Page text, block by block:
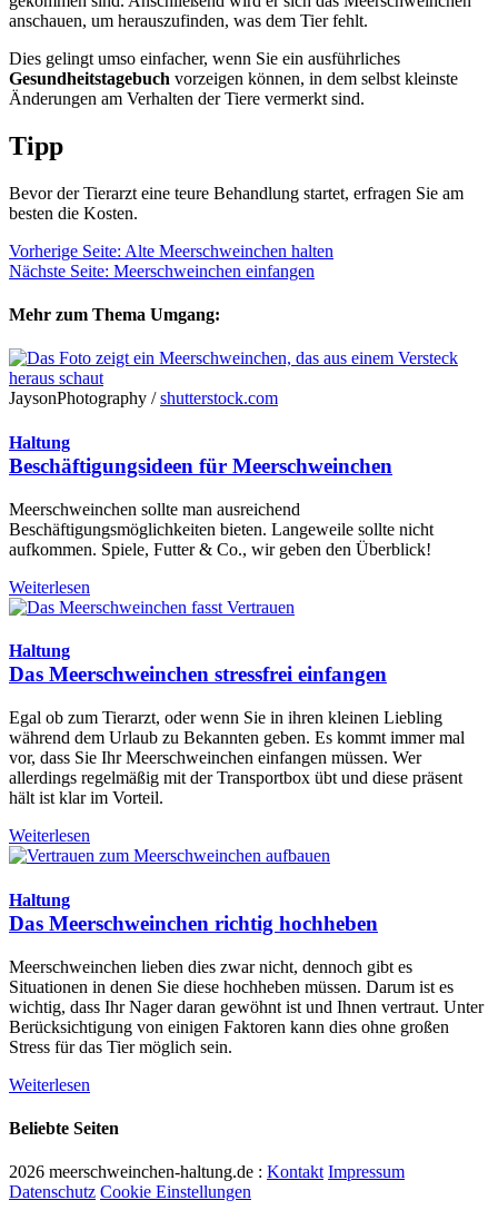
anschauen, um herauszufinden, was dem Tier fehlt.
Dies gelingt umso einfacher, wenn Sie ein ausführliches
Gesundheitstagebuch vorzeigen können, in dem selbst kleinste
Änderungen am Verhalten der Tiere vermerkt sind.
Tipp
Bevor der Tierarzt eine teure Behandlung startet, erfragen Sie am
besten die Kosten.
Vorherige Seite: Alte Meerschweinchen halten
Nächste Seite: Meerschweinchen einfangen
Mehr zum Thema Umgang:
JaysonPhotography /shutterstock.com
Haltung
Beschäftigungsideen für Meerschweinchen
Meerschweinchen sollte man ausreichend
Beschäftigungsmöglichkeiten bieten. Langeweile sollte nicht
aufkommen. Spiele, Futter & Co., wir geben den Überblick!
Weiterlesen
Haltung
Das Meerschweinchen stressfrei einfangen
Egal ob zum Tierarzt, oder wenn Sie in ihren kleinen Liebling
während dem Urlaub zu Bekannten geben. Es kommt immer mal
vor, dass Sie Ihr Meerschweinchen einfangen müssen. Wer
allerdings regelmäßig mit der Transportbox übt und diese präsent
hält ist klar im Vorteil.
Weiterlesen
Haltung
Das Meerschweinchen richtig hochheben
Meerschweinchen lieben dies zwar nicht, dennoch gibt es
Situationen in denen Sie diese hochheben müssen. Darum ist es
wichtig, dass Ihr Nager daran gewöhnt ist und Ihnen vertraut. Unter
Berücksichtigung von einigen Faktoren kann dies ohne großen
Stress für das Tier möglich sein.
Weiterlesen
Beliebte Seiten
2026 meerschweinchen-haltung.de : Kontakt Impressum
Datenschutz Cookie Einstellungen